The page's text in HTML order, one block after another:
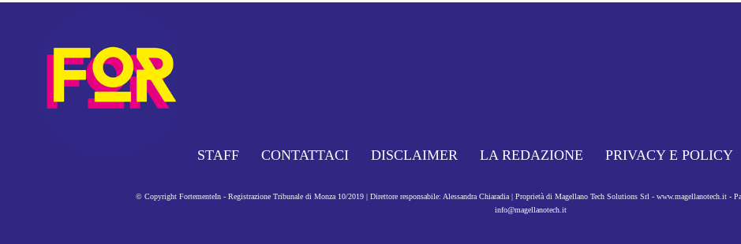
STAFF CONTATTACI DISCLAIMER LA REDAZIONE PRIVACY E POLICY
© Copyright FortementeIn - Registrazione Tribunale di Monza 10/2019 | Direttore responsabile: Alessandra Chiaradia | Proprietà di Magellano Tech Solutions Srl - www.magellanotech.it -
info@magellanotech.it